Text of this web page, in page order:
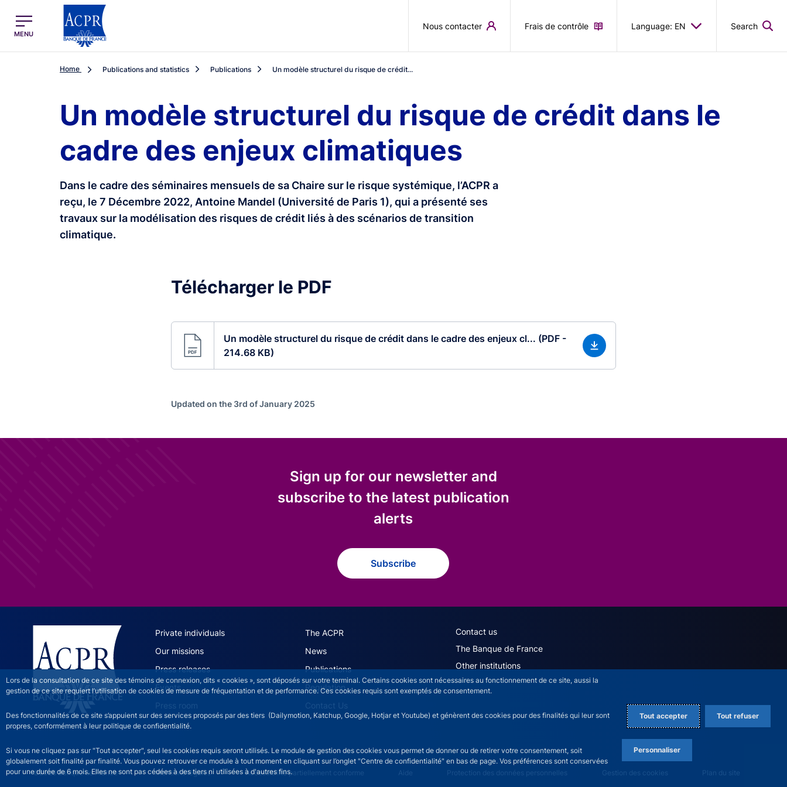
Lors de la consultation de ce site des témoins de connexion, dits « cookies », sont déposés sur votre terminal. Certains cookies sont nécessaires au fonctionnement de ce site, aussi la
gestion de ce site requiert l’utilisation de cookies de mesure de fréquentation et de performance. Ces cookies requis sont exemptés de consentement.
Des fonctionnalités de ce site s’appuient sur des services proposés par des tiers (Dailymotion, Katchup, Google, Hotjar et Youtube) et génèrent des cookies pour des finalités qui leur sont
propres, conformément à leur politique de confidentialité.
Si vous ne cliquez pas sur "Tout accepter", seul les cookies requis seront utilisés. Le module de gestion des cookies vous permet de donner ou de retirer votre consentement, soit
globalement soit finalité par finalité. Vous pouvez retrouver ce module à tout moment en cliquant sur l’onglet "Centre de confidentialité" en bas de page. Vos préférences sont conservées
pour une durée de 6 mois. Elles ne sont pas cédées à des tiers ni utilisées à d'autres fins.
Tout accepter Tout refuser
Personnaliser
ACPR Menu Principal (English)
MENU
Nous contacter Frais de contrôle Language: EN Search
Home Publications and statistics Publications Un modèle structurel du risque de crédit...
Un modèle structurel du risque de crédit dans le
cadre des enjeux climatiques
Dans le cadre des séminaires mensuels de sa Chaire sur le risque systémique, l’ACPR a
reçu, le 7 Décembre 2022, Antoine Mandel (Université de Paris 1), qui a présenté ses
travaux sur la modélisation des risques de crédit liés à des scénarios de transition
climatique.
Télécharger le PDF
Un modèle structurel du risque de crédit dans le cadre des enjeux cl... (PDF -
214.68 KB)
Updated on the 3rd of January 2025
Sign up for our newsletter and
subscribe to the latest publication
alerts
Subscribe
ACPR site navigation (English)
Private individuals
The ACPR
Our missions
News
Press releases
Publications
Events
Regulation
Press room
Contact Us
ACPR footer secondary menu (English)
Contact us
The Banque de France
Other institutions
©2026 Banque de France ACPR footer legal notice menu
Mentions légales Accessibilité partiellement conforme Aide Protection des données personnelles Gestion des cookies Plan du site